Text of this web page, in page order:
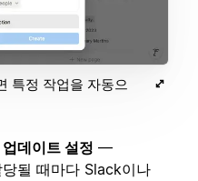
특정 작업을 자동으
데이트 설정 —
될 때마다 Slack이나